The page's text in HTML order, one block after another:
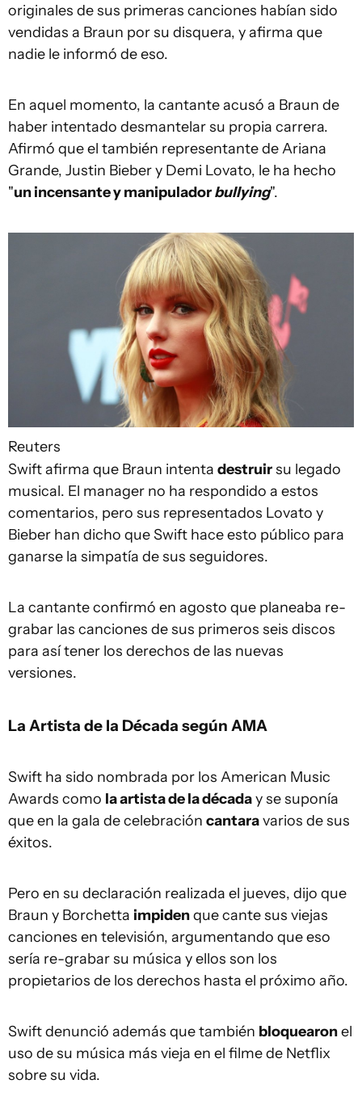
originales de sus primeras canciones habían sido
vendidas a Braun por su disquera, y afirma que
nadie le informó de eso.
En aquel momento, la cantante acusó a Braun de
haber intentado desmantelar su propia carrera.
Afirmó que el también representante de Ariana
Grande, Justin Bieber y Demi Lovato, le ha hecho
"un incensante y manipuladorbullying".
Reuters
Swift afirma que Braun intenta destruirsu legado
musical. El manager no ha respondido a estos
comentarios, pero sus representados Lovato y
Bieber han dicho que Swift hace esto público para
ganarse la simpatía de sus seguidores.
La cantante confirmó en agosto que planeaba re-
grabar las canciones de sus primeros seis discos
para así tener los derechos de las nuevas
versiones.
La Artista de la Década según AMA
Swift ha sido nombrada por los American Music
Awards como la artista de la décaday se suponía
que en la gala de celebración cantaravarios de sus
éxitos.
Pero en su declaración realizada el jueves, dijo que
Braun y Borchetta impidenque cante sus viejas
canciones en televisión, argumentando que eso
sería re-grabar su música y ellos son los
propietarios de los derechos hasta el próximo año.
Swift denunció además que también bloquearonel
uso de su música más vieja en el filme de Netflix
sobre su vida.